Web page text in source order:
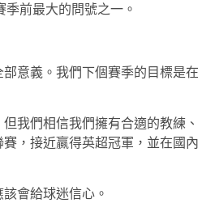
前最大的問號之一。
意義。我們下個賽季的目標是在
我們相信我們擁有合適的教練、
，接近贏得英超冠軍，並在國內
會給球迷信心。